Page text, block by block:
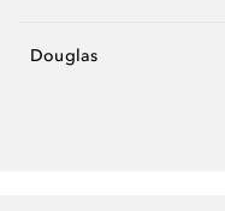
Douglas